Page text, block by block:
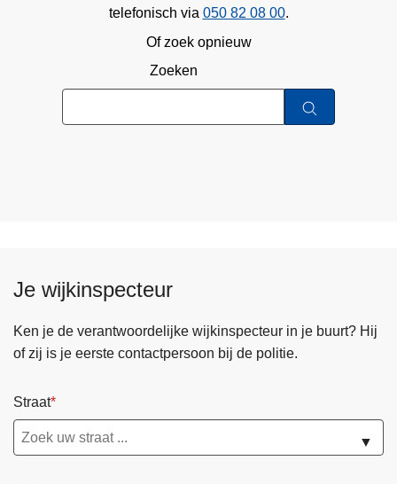
telefonisch via 050 82 08 00.
Of zoek opnieuw
Zoeken
Je wijkinspecteur
Ken je de verantwoordelijke wijkinspecteur in je buurt? Hij
of zij is je eerste contactpersoon bij de politie.
Straat
▼